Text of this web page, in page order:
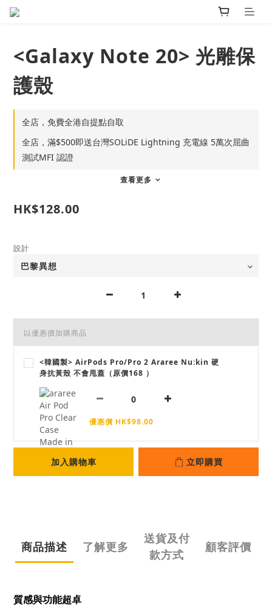
<Galaxy Note 20> 光雕保
護殼
全店，免費全港自提點自取
全店，滿$500即送台灣SOLiDE Lightning 充電線 5萬次屈曲
測試MFI 認證
查看更多
HK$128.00
設計
以優惠價加購商品
<韓國製> AirPods Pro/Pro 2 Araree Nu:kin 硬
身抗黃殼 不會甩蓋（原價168 ）
優惠價 HK$98.00
加入購物車 立即購買
商品描述 了解更多
送貨及付
款方式
顧客評價
質感與功能超卓